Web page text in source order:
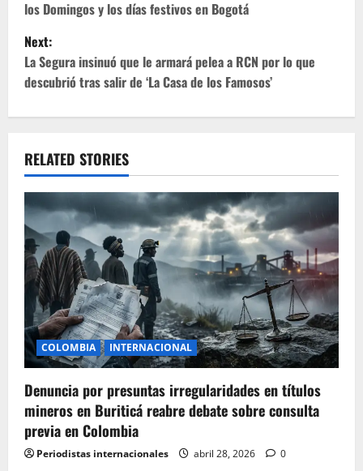
s
t
n
v
i
g
a
t
i
o
n
los Domingos y los días festivos en Bogotá
Next:
La Segura insinuó que le armará pelea a RCN por lo que
descubrió tras salir de ‘La Casa de los Famosos’
RELATED STORIES
COLOMBIA INTERNACIONAL
Denuncia por presuntas irregularidades en títulos
mineros en Buriticá reabre debate sobre consulta
previa en Colombia
Periodistas internacionales abril 28, 2026
0